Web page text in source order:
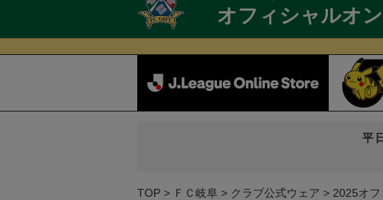
オフィシャルオ
平
TOP ＦＣ岐阜 クラブ公式ウェア 2025オ